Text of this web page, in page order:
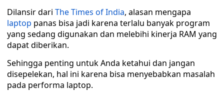
Dilansir dari The Times of India, alasan mengapa
laptop panas bisa jadi karena terlalu banyak program
yang sedang digunakan dan melebihi kinerja RAM yang
dapat diberikan.
Sehingga penting untuk Anda ketahui dan jangan
disepelekan, hal ini karena bisa menyebabkan masalah
pada performa laptop.